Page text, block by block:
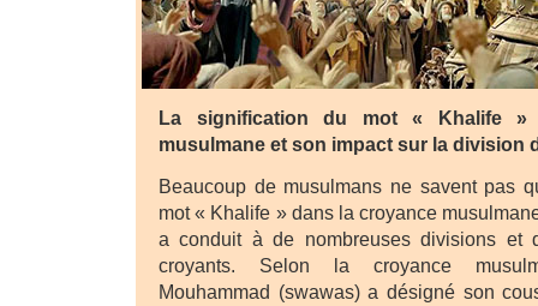
La signification du mot « Khalife »
musulmane et son impact sur la division
Beaucoup de musulmans ne savent pas
mot « Khalife » dans la croyance
a conduit à de nombreuses divisions et
croyants. Selon la croyance
Mouhammad (swawas) a désigné son